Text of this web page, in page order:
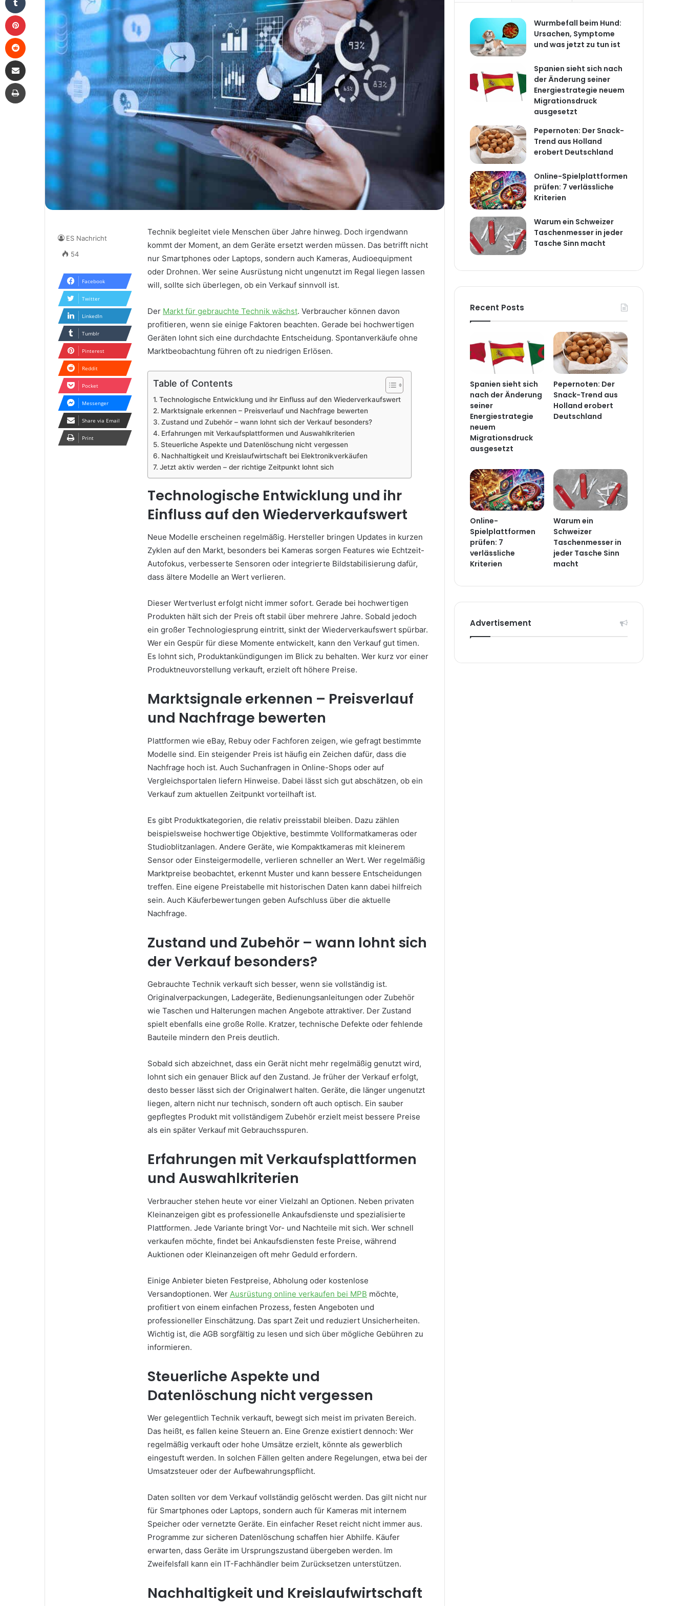
Technik begleitet viele Menschen über Jahre hinweg. Doch irgendwann
kommt der Moment, an dem Geräte ersetzt werden müssen. Das betrifft nicht
nur Smartphones oder Laptops, sondern auch Kameras, Audioequipment
oder Drohnen. Wer seine Ausrüstung nicht ungenutzt im Regal liegen lassen
will, sollte sich überlegen, ob ein Verkauf sinnvoll ist.
Der Markt für gebrauchte Technik wächst. Verbraucher können davon
profitieren, wenn sie einige Faktoren beachten. Gerade bei hochwertigen
Geräten lohnt sich eine durchdachte Entscheidung. Spontanverkäufe ohne
Marktbeobachtung führen oft zu niedrigen Erlösen.
Table of Contents
Technologische Entwicklung und ihr Einfluss auf den Wiederverkaufswert
Marktsignale erkennen – Preisverlauf und Nachfrage bewerten
Zustand und Zubehör – wann lohnt sich der Verkauf besonders?
Erfahrungen mit Verkaufsplattformen und Auswahlkriterien
Steuerliche Aspekte und Datenlöschung nicht vergessen
Nachhaltigkeit und Kreislaufwirtschaft bei Elektronikverkäufen
Jetzt aktiv werden – der richtige Zeitpunkt lohnt sich
Technologische Entwicklung und ihr
Einfluss auf den Wiederverkaufswert
Neue Modelle erscheinen regelmäßig. Hersteller bringen Updates in kurzen
Zyklen auf den Markt, besonders bei Kameras sorgen Features wie Echtzeit-
Autofokus, verbesserte Sensoren oder integrierte Bildstabilisierung dafür,
dass ältere Modelle an Wert verlieren.
Dieser Wertverlust erfolgt nicht immer sofort. Gerade bei hochwertigen
Produkten hält sich der Preis oft stabil über mehrere Jahre. Sobald jedoch
ein großer Technologiesprung eintritt, sinkt der Wiederverkaufswert spürbar.
Wer ein Gespür für diese Momente entwickelt, kann den Verkauf gut timen.
Es lohnt sich, Produktankündigungen im Blick zu behalten. Wer kurz vor einer
Produktneuvorstellung verkauft, erzielt oft höhere Preise.
Marktsignale erkennen – Preisverlauf
und Nachfrage bewerten
Plattformen wie eBay, Rebuy oder Fachforen zeigen, wie gefragt bestimmte
Modelle sind. Ein steigender Preis ist häufig ein Zeichen dafür, dass die
Nachfrage hoch ist. Auch Suchanfragen in Online-Shops oder auf
Vergleichsportalen liefern Hinweise. Dabei lässt sich gut abschätzen, ob ein
Verkauf zum aktuellen Zeitpunkt vorteilhaft ist.
Es gibt Produktkategorien, die relativ preisstabil bleiben. Dazu zählen
beispielsweise hochwertige Objektive, bestimmte Vollformatkameras oder
Studioblitzanlagen. Andere Geräte, wie Kompaktkameras mit kleinerem
Sensor oder Einsteigermodelle, verlieren schneller an Wert. Wer regelmäßig
Marktpreise beobachtet, erkennt Muster und kann bessere Entscheidungen
treffen. Eine eigene Preistabelle mit historischen Daten kann dabei hilfreich
sein. Auch Käuferbewertungen geben Aufschluss über die aktuelle
Nachfrage.
Zustand und Zubehör – wann lohnt sich
der Verkauf besonders?
Gebrauchte Technik verkauft sich besser, wenn sie vollständig ist.
Originalverpackungen, Ladegeräte, Bedienungsanleitungen oder Zubehör
wie Taschen und Halterungen machen Angebote attraktiver. Der Zustand
spielt ebenfalls eine große Rolle. Kratzer, technische Defekte oder fehlende
Bauteile mindern den Preis deutlich.
Sobald sich abzeichnet, dass ein Gerät nicht mehr regelmäßig genutzt wird,
lohnt sich ein genauer Blick auf den Zustand. Je früher der Verkauf erfolgt,
desto besser lässt sich der Originalwert halten. Geräte, die länger ungenutzt
liegen, altern nicht nur technisch, sondern oft auch optisch. Ein sauber
gepflegtes Produkt mit vollständigem Zubehör erzielt meist bessere Preise
als ein später Verkauf mit Gebrauchsspuren.
Erfahrungen mit Verkaufsplattformen
und Auswahlkriterien
Verbraucher stehen heute vor einer Vielzahl an Optionen. Neben privaten
Kleinanzeigen gibt es professionelle Ankaufsdienste und spezialisierte
Plattformen. Jede Variante bringt Vor- und Nachteile mit sich. Wer schnell
verkaufen möchte, findet bei Ankaufsdiensten feste Preise, während
Auktionen oder Kleinanzeigen oft mehr Geduld erfordern.
Einige Anbieter bieten Festpreise, Abholung oder kostenlose
Versandoptionen. Wer Ausrüstung online verkaufen bei MPB möchte,
profitiert von einem einfachen Prozess, festen Angeboten und
professioneller Einschätzung. Das spart Zeit und reduziert Unsicherheiten.
Wichtig ist, die AGB sorgfältig zu lesen und sich über mögliche Gebühren zu
informieren.
Steuerliche Aspekte und
Datenlöschung nicht vergessen
Wer gelegentlich Technik verkauft, bewegt sich meist im privaten Bereich.
Das heißt, es fallen keine Steuern an. Eine Grenze existiert dennoch: Wer
regelmäßig verkauft oder hohe Umsätze erzielt, könnte als gewerblich
eingestuft werden. In solchen Fällen gelten andere Regelungen, etwa bei der
Umsatzsteuer oder der Aufbewahrungspflicht.
Daten sollten vor dem Verkauf vollständig gelöscht werden. Das gilt nicht nur
für Smartphones oder Laptops, sondern auch für Kameras mit internem
Speicher oder vernetzte Geräte. Ein einfacher Reset reicht nicht immer aus.
Programme zur sicheren Datenlöschung schaffen hier Abhilfe. Käufer
erwarten, dass Geräte im Ursprungszustand übergeben werden. Im
Zweifelsfall kann ein IT-Fachhändler beim Zurücksetzen unterstützen.
Nachhaltigkeit und Kreislaufwirtschaft
ES Nachricht
54
Facebook
Twitter
LinkedIn
Tumblr
Pinterest
Reddit
Pocket
Messenger
Share via Email
Print
Wurmbefall beim Hund:
Ursachen, Symptome
und was jetzt zu tun ist
Spanien sieht sich nach
der Änderung seiner
Energiestrategie neuem
Migrationsdruck
ausgesetzt
Pepernoten: Der Snack-
Trend aus Holland
erobert Deutschland
Online-Spielplattformen
prüfen: 7 verlässliche
Kriterien
Warum ein Schweizer
Taschenmesser in jeder
Tasche Sinn macht
Recent Posts
Spanien sieht sich
nach der Änderung
seiner
Energiestrategie
neuem
Migrationsdruck
ausgesetzt
Pepernoten: Der
Snack-Trend aus
Holland erobert
Deutschland
Online-
Spielplattformen
prüfen: 7
verlässliche
Kriterien
Warum ein
Schweizer
Taschenmesser in
jeder Tasche Sinn
macht
Advertisement